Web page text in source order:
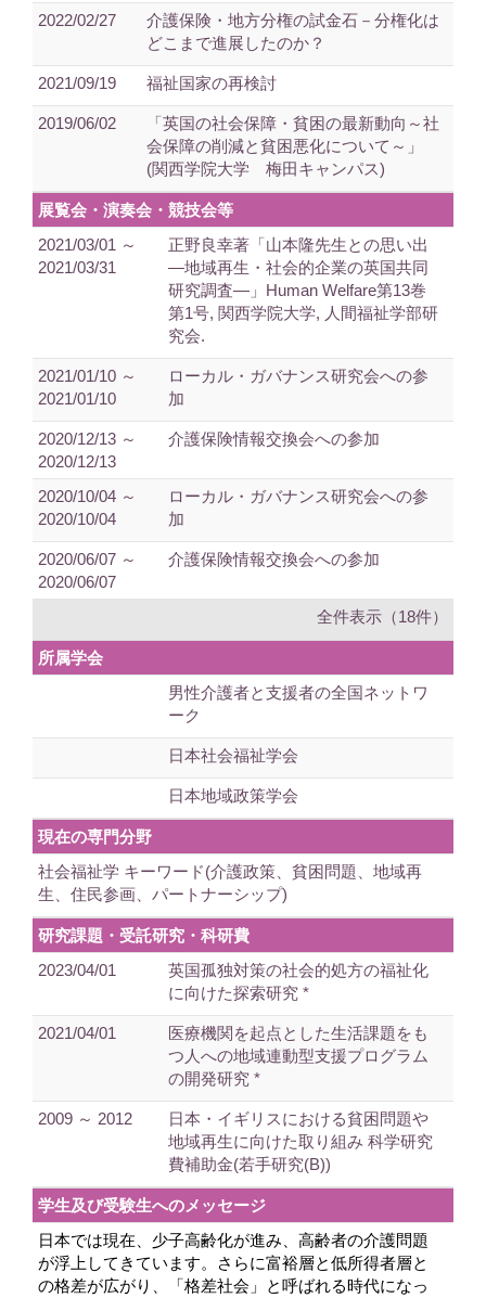
2022/02/27
介護保険・地方分権の試金石－分権化は
どこまで進展したのか？
2021/09/19 福祉国家の再検討
2019/06/02
「英国の社会保障・貧困の最新動向～社
会保障の削減と貧困悪化について～」
(関西学院大学 梅田キャンパス)
展覧会・演奏会・競技会等
2021/03/01 ～
2021/03/31
正野良幸著「山本隆先生との思い出
―地域再生・社会的企業の英国共同
研究調査―」Human Welfare第13巻
第1号, 関西学院大学, 人間福祉学部研
究会.
2021/01/10 ～
2021/01/10
ローカル・ガバナンス研究会への参
加
2020/12/13 ～
2020/12/13
介護保険情報交換会への参加
2020/10/04 ～
2020/10/04
ローカル・ガバナンス研究会への参
加
2020/06/07 ～
2020/06/07
介護保険情報交換会への参加
全件表示（18件）
所属学会
男性介護者と支援者の全国ネットワ
ーク
日本社会福祉学会
日本地域政策学会
現在の専門分野
社会福祉学 キーワード(介護政策、貧困問題、地域再
生、住民参画、パートナーシップ)
研究課題・受託研究・科研費
2023/04/01
英国孤独対策の社会的処方の福祉化
に向けた探索研究 *
2021/04/01
医療機関を起点とした生活課題をも
つ人への地域連動型支援プログラム
の開発研究 *
2009 ～ 2012
日本・イギリスにおける貧困問題や
地域再生に向けた取り組み 科学研究
費補助金(若手研究(B))
学生及び受験生へのメッセージ
日本では現在、少子高齢化が進み、高齢者の介護問題
が浮上してきています。さらに富裕層と低所得者層と
の格差が広がり、「格差社会」と呼ばれる時代になっ